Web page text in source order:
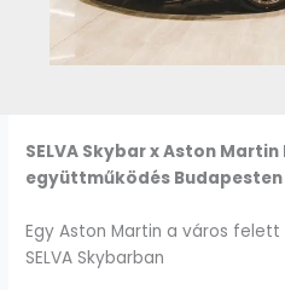
SELVA Skybar x Aston
együttműködés Budapesten
Egy Aston Martin a város
SELVA Skybarban